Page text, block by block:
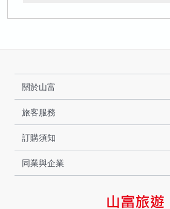
關於山富
旅客服務
訂購須知
同業與企業